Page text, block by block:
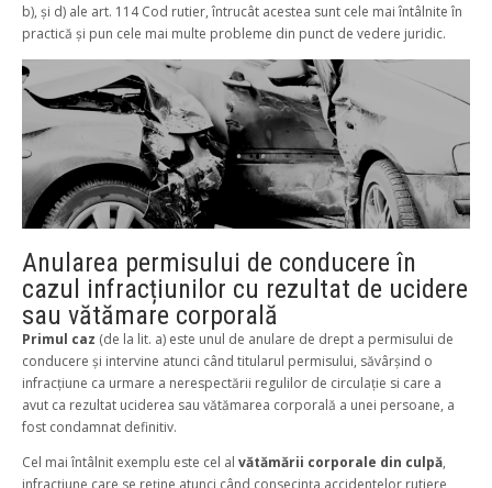
b), și d) ale art. 114 Cod rutier, întrucât acestea sunt cele mai întâlnite în
practică și pun cele mai multe probleme din punct de vedere juridic.
Anularea permisului de conducere în
cazul infracțiunilor cu rezultat de ucidere
sau vătămare corporală
Primul caz (de la lit. a) este unul de anulare de drept a permisului de
conducere și intervine atunci când titularul permisului, săvârșind o
infracțiune ca urmare a nerespectării regulilor de circulație si care a
avut ca rezultat uciderea sau vătămarea corporală a unei persoane, a
fost condamnat definitiv.
Cel mai întâlnit exemplu este cel al vătămării corporale din culpă,